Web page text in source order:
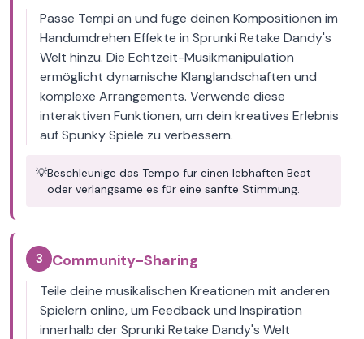
Passe Tempi an und füge deinen Kompositionen im
Handumdrehen Effekte in Sprunki Retake Dandy's
Welt hinzu. Die Echtzeit-Musikmanipulation
ermöglicht dynamische Klanglandschaften und
komplexe Arrangements. Verwende diese
interaktiven Funktionen, um dein kreatives Erlebnis
auf Spunky Spiele zu verbessern.
💡Beschleunige das Tempo für einen lebhaften Beat
oder verlangsame es für eine sanfte Stimmung.
3 Community-Sharing
Teile deine musikalischen Kreationen mit anderen
Spielern online, um Feedback und Inspiration
innerhalb der Sprunki Retake Dandy's Welt